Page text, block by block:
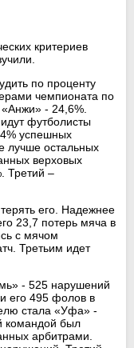
критериев
по проценту
чемпионата по
- 24,6%.
футболисты
успешных
лучше остальных
верховых
Третий –
его. Надежнее
23,7 потерь мяча в
с мячом
Третьим идет
- 525 нарушений
его 495 фолов в
стала «Уфа» -
командой был
арбитрами.